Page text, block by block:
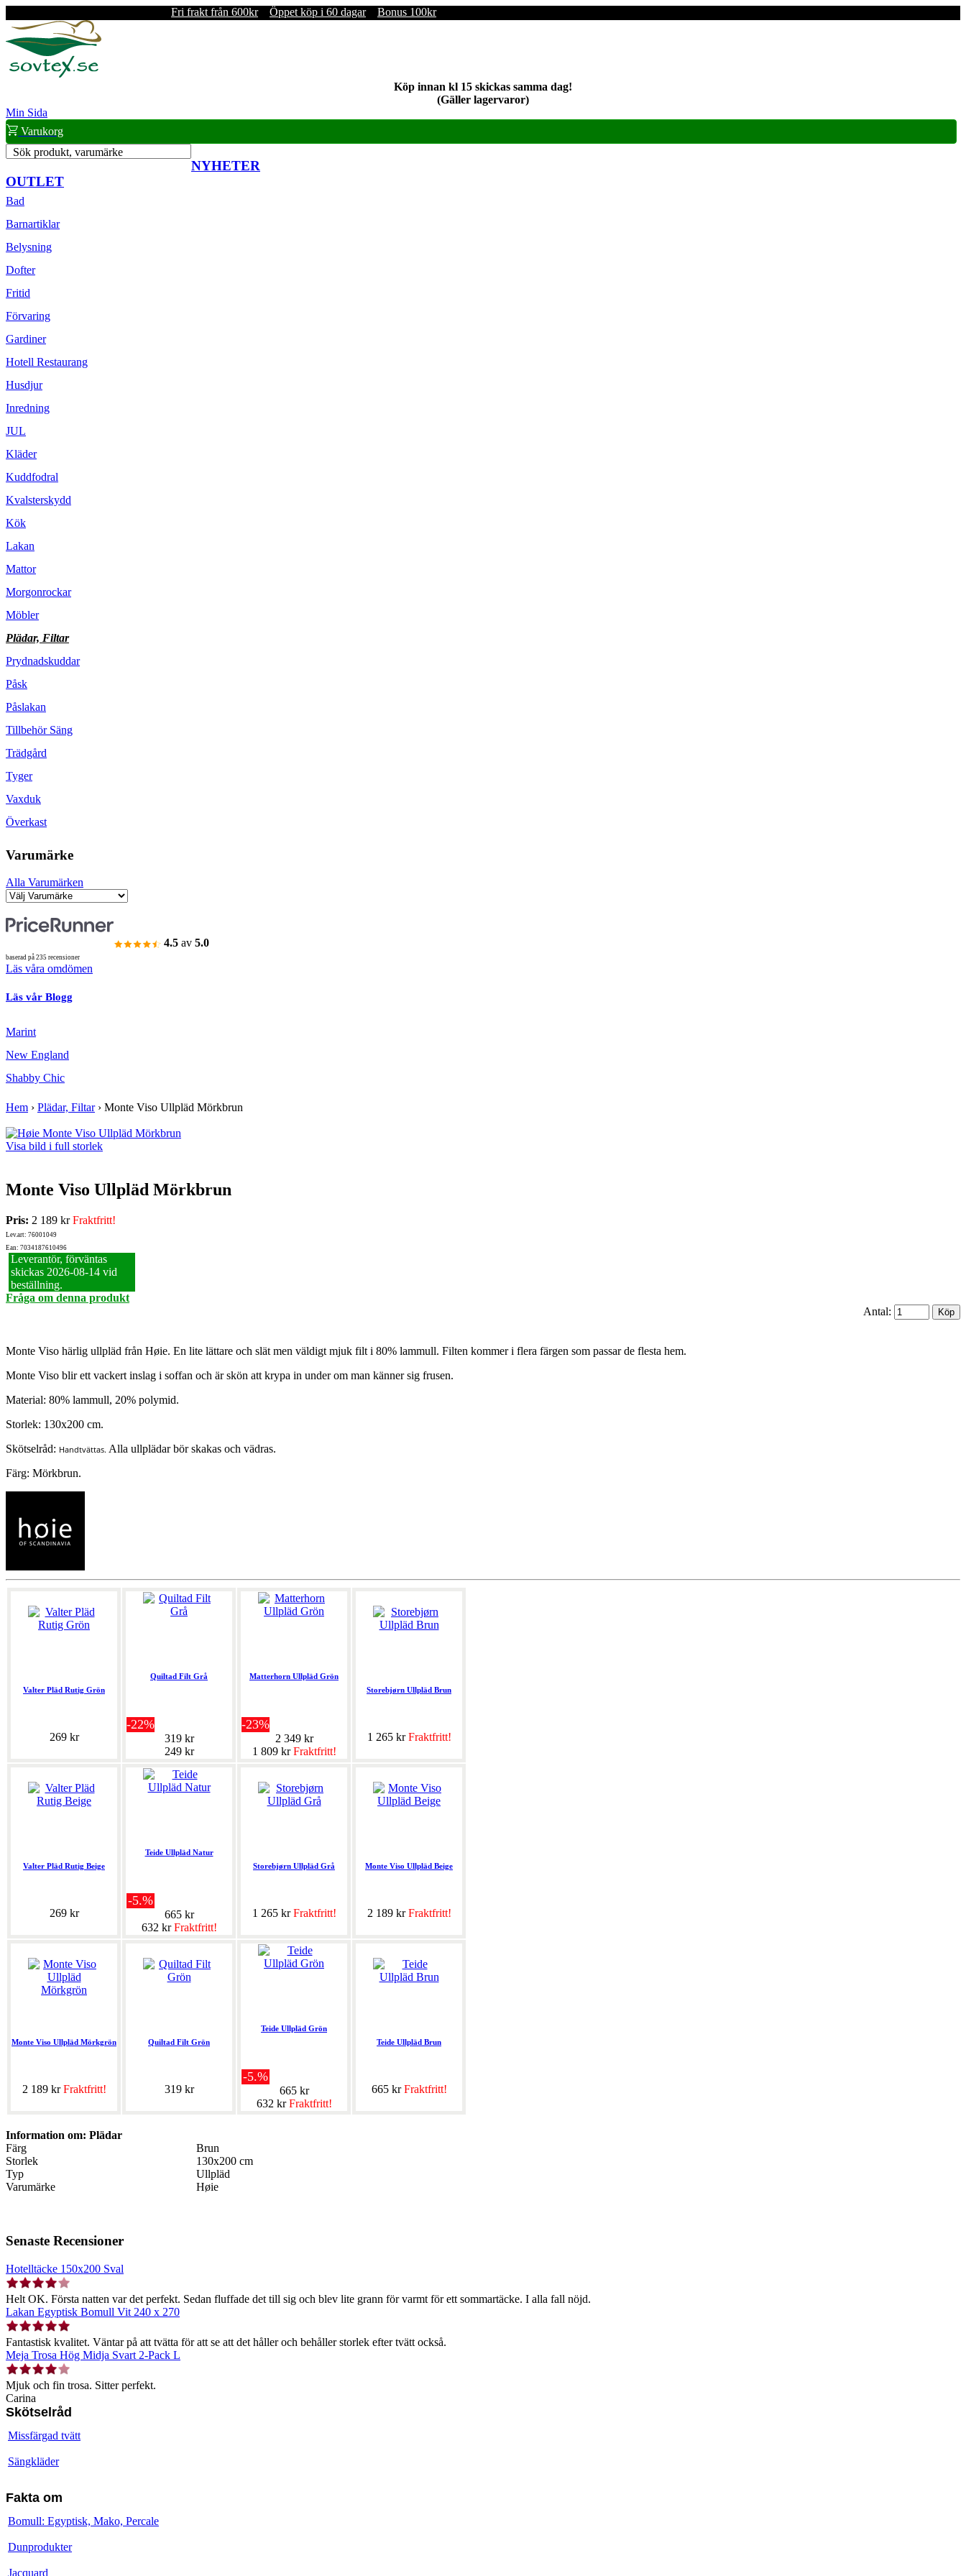
Fri frakt från 600kr Öppet köp i 60 dagar Bonus 100kr
Köp innan kl 15 skickas samma dag!
(Gäller lagervaror)
Min Sida
Varukorg
Sök produkt, varumärke
NYHETER
OUTLET
Bad
Barnartiklar
Belysning
Dofter
Fritid
Förvaring
Gardiner
Hotell Restaurang
Husdjur
Inredning
JUL
Kläder
Kuddfodral
Kvalsterskydd
Kök
Lakan
Mattor
Morgonrockar
Möbler
Plädar, Filtar
Prydnadskuddar
Påsk
Påslakan
Tillbehör Säng
Trädgård
Tyger
Vaxduk
Överkast
Varumärke
Alla Varumärken
4.5 av 5.0
baserad på 235 recensioner
Läs våra omdömen
Läs vår Blogg
Marint
New England
Shabby Chic
Hem › Plädar, Filtar› Monte Viso Ullpläd Mörkbrun
Visa bild i full storlek
Monte Viso Ullpläd Mörkbrun
Pris: 2 189 krFraktfritt!
Lev.art: 76001049
Ean: 7034187610496
Leverantör, förväntas
skickas 2026‑08‑14 vid
beställning.
Fråga om denna produkt
Antal:
Monte Viso härlig ullpläd från Høie. En lite lättare och slät men väldigt mjuk filt i 80% lammull. Filten kommer i flera färgen som passar de flesta hem.
Monte Viso blir ett vackert inslag i soffan och är skön att krypa in under om man känner sig frusen.
Material: 80% lammull, 20% polymid.
Storlek: 130x200 cm.
Skötselråd: Handtvättas. Alla ullplädar bör skakas och vädras.
Färg: Mörkbrun.
Valter Pläd Rutig Grön
269 kr
Quiltad Filt Grå
-22%
319 kr
249 kr
Matterhorn Ullpläd Grön
-23%
2 349 kr
1 809 krFraktfritt!
Storebjørn Ullpläd Brun
1 265 krFraktfritt!
Valter Pläd Rutig Beige
269 kr
Teide Ullpläd Natur
-5.%
665 kr
632 krFraktfritt!
Storebjørn Ullpläd Grå
1 265 krFraktfritt!
Monte Viso Ullpläd Beige
2 189 krFraktfritt!
Monte Viso Ullpläd Mörkgrön
2 189 krFraktfritt!
Quiltad Filt Grön
319 kr
Teide Ullpläd Grön
-5.%
665 kr
632 krFraktfritt!
Teide Ullpläd Brun
665 krFraktfritt!
Information om: Plädar
Färg
Brun
Storlek
130x200 cm
Typ
Ullpläd
Varumärke
Høie
Senaste Recensioner
Hotelltäcke 150x200 Sval
Helt OK. Första natten var det perfekt. Sedan fluffade det till sig och blev lite grann för varmt för ett sommartäcke. I alla fall nöjd.
Lakan Egyptisk Bomull Vit 240 x 270
Fantastisk kvalitet. Väntar på att tvätta för att se att det håller och behåller storlek efter tvätt också.
Meja Trosa Hög Midja Svart 2-Pack L
Mjuk och fin trosa. Sitter perfekt.
Carina
Skötselråd
Missfärgad tvätt
Sängkläder
Fakta om
Bomull: Egyptisk, Mako, Percale
Dunprodukter
Jacquard